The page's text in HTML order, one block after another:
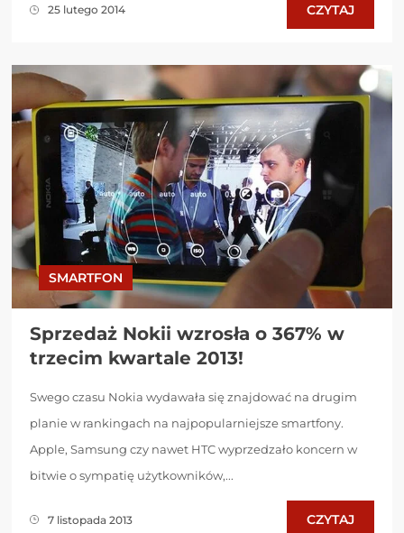
25 lutego 2014 CZYTAJ
SMARTFON
Sprzedaż Nokii wzrosła o 367% w
trzecim kwartale 2013!
Swego czasu Nokia wydawała się znajdować na drugim
planie w rankingach na najpopularniejsze smartfony.
Apple, Samsung czy nawet HTC wyprzedzało koncern w
bitwie o sympatię użytkowników,...
7 listopada 2013 CZYTAJ